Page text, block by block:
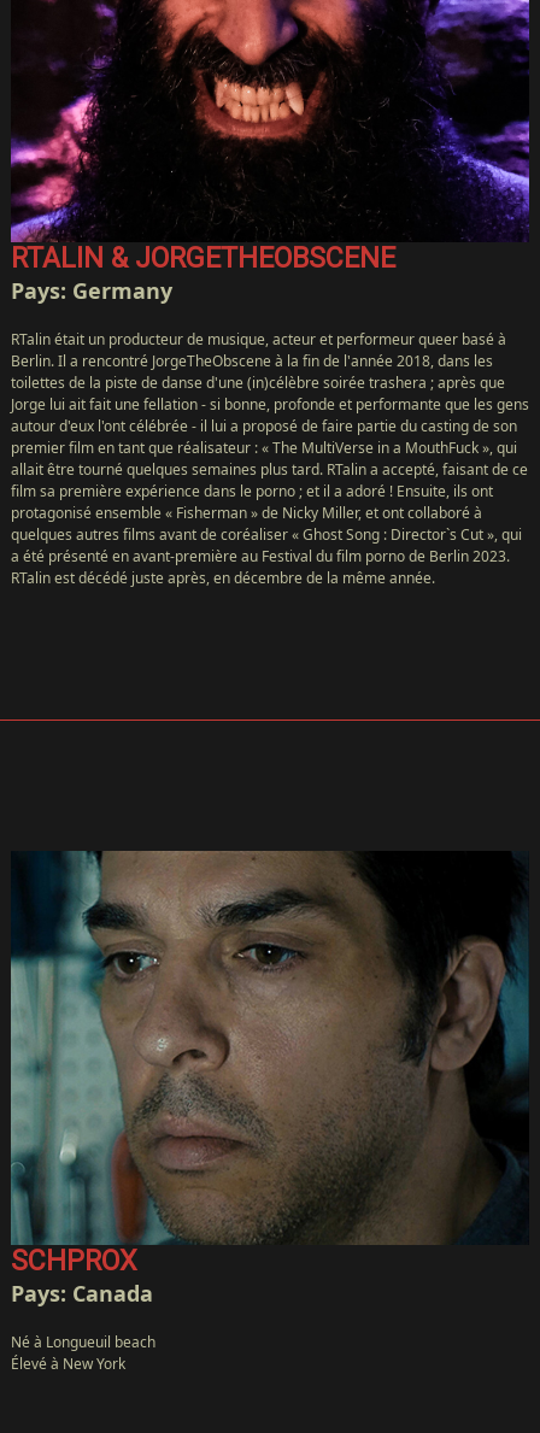
RTALIN & JORGETHEOBSCENE
Pays: Germany
RTalin était un producteur de musique, acteur et performeur queer basé à
Berlin. Il a rencontré JorgeTheObscene à la fin de l'année 2018, dans les
toilettes de la piste de danse d'une (in)célèbre soirée trashera ; après que
Jorge lui ait fait une fellation - si bonne, profonde et performante que les gens
autour d'eux l'ont célébrée - il lui a proposé de faire partie du casting de son
premier film en tant que réalisateur : « The MultiVerse in a MouthFuck », qui
allait être tourné quelques semaines plus tard. RTalin a accepté, faisant de ce
film sa première expérience dans le porno ; et il a adoré ! Ensuite, ils ont
protagonisé ensemble « Fisherman » de Nicky Miller, et ont collaboré à
quelques autres films avant de coréaliser « Ghost Song : Director`s Cut », qui
a été présenté en avant-première au Festival du film porno de Berlin 2023.
RTalin est décédé juste après, en décembre de la même année.
SCHPROX
Pays: Canada
Né à Longueuil beach
Élevé à New York